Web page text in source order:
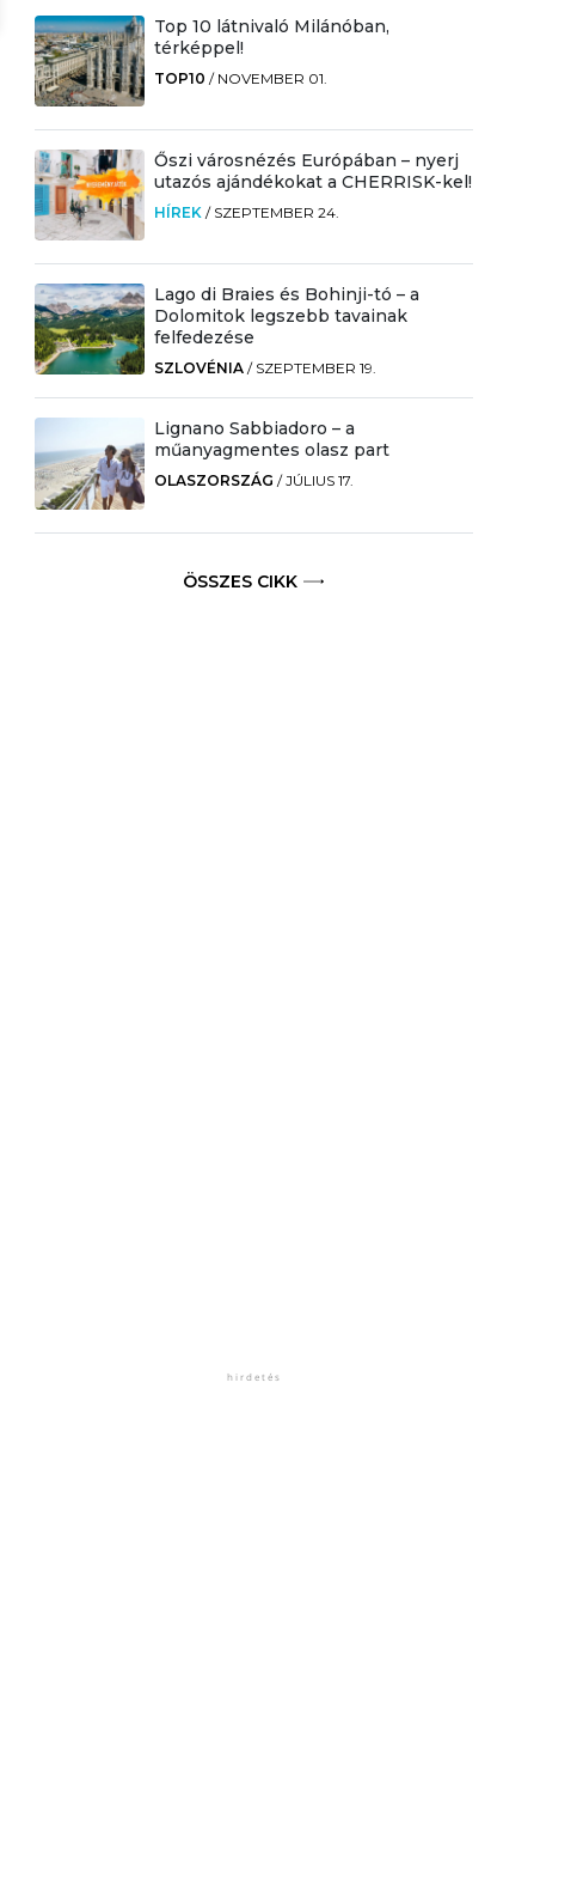
Top 10 látnivaló Milánóban,
térképpel!
TOP10 / NOVEMBER 01.
Őszi városnézés Európában – nyerj
utazós ajándékokat a CHERRISK-kel!
HÍREK / SZEPTEMBER 24.
Lago di Braies és Bohinji-tó – a
Dolomitok legszebb tavainak
felfedezése
SZLOVÉNIA / SZEPTEMBER 19.
Lignano Sabbiadoro – a
műanyagmentes olasz part
OLASZORSZÁG /JÚLIUS 17.
ÖSSZES CIKK